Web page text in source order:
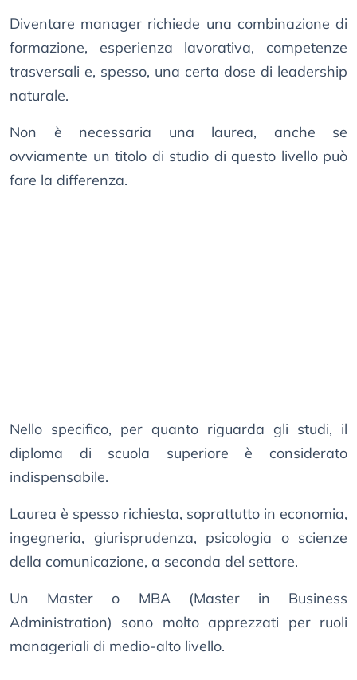
Diventare manager richiede una combinazione di
formazione, esperienza lavorativa, competenze
trasversali e, spesso, una certa dose di leadership
naturale.
Non è necessaria una laurea, anche se
ovviamente un titolo di studio di questo livello può
fare la differenza.
Nello specifico, per quanto riguarda gli studi, il
diploma di scuola superiore è considerato
indispensabile.
Laurea è spesso richiesta, soprattutto in economia,
ingegneria, giurisprudenza, psicologia o scienze
della comunicazione, a seconda del settore.
Un Master o MBA (Master in Business
Administration) sono molto apprezzati per ruoli
manageriali di medio-alto livello.